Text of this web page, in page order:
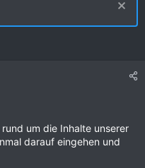
um die Inhalte unserer
darauf eingehen und